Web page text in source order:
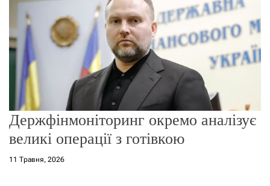
и
м
у
Держфінмоніторинг окремо аналізує
великі операції з готівкою
11 Травня, 2026